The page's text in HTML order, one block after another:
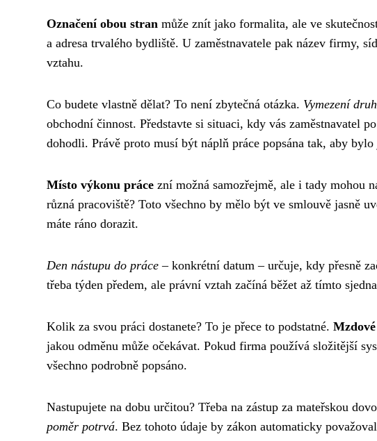
Označení obou stran může znít jako formalita, ale ve
a adresa trvalého bydliště. U zaměstnavatele pak název firmy,
vztahu.
Co budete vlastně dělat? To není zbytečná otázka. Vymezení
obchodní činnost. Představte si situaci, kdy vás zaměstnavatel
dohodli. Právě proto musí být náplň práce popsána tak, aby
Místo výkonu práce zní možná samozřejmě, ale i tady mohou
různá pracoviště? Toto všechno by mělo být ve smlouvě jasně
máte ráno dorazit.
Den nástupu do práce – konkrétní datum – určuje, kdy přesně
třeba týden předem, ale právní vztah začíná běžet až tímto
Kolik za svou práci dostanete? To je přece to podstatné.
jakou odměnu může očekávat. Pokud firma používá složitější
všechno podrobně popsáno.
Nastupujete na dobu určitou? Třeba na zástup za mateřskou
poměr potrvá. Bez tohoto údaje by zákon automaticky